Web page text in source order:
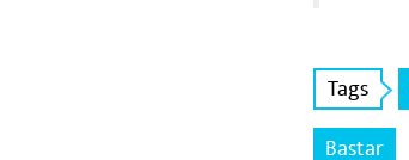
Tags
Bastar